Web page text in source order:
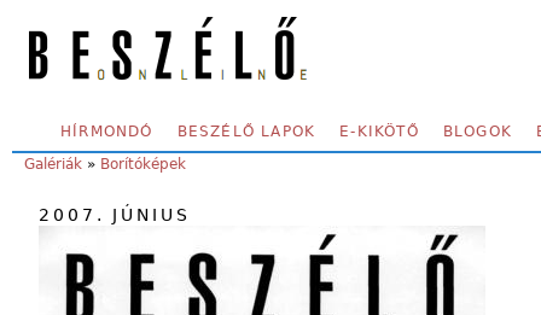
SECONDARY MENU
HÍRMONDÓ BESZÉLŐ LAPOK E-KIKÖTŐ BLOGOK
YOU ARE HERE:
Galériák » Borítóképek
2007. JÚNIUS